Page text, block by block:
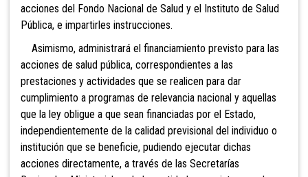
acciones del Fondo Nacional de Salud y el Instituto de Salud
Pública, e impartirles instrucciones.
Asimismo, administrará el financiamiento previsto para las
acciones de salud pública, correspondientes a las
prestaciones y actividades que se realicen para dar
cumplimiento a programas de relevancia nacional y aquellas
que la ley obligue a que sean financiadas por el Estado,
independientemente de la calidad previsional del individuo o
institución que se beneficie, pudiendo ejecutar dichas
acciones directamente, a través de las Secretarías